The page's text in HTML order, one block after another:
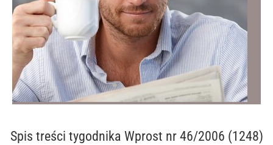
Spis treści tygodnika Wprost nr 46/2006 (1248)